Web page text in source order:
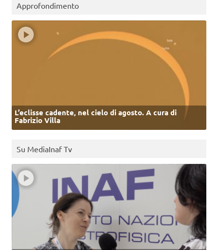
Approfondimento
L’eclisse cadente, nel cielo di agosto. A cura di
Fabrizio Villa
Su MediaInaf Tv